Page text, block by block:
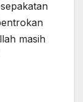
masih